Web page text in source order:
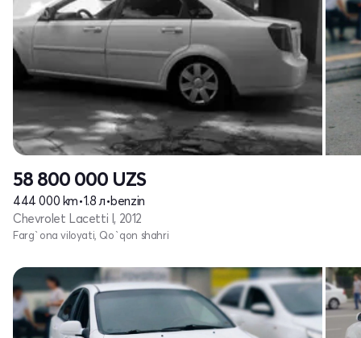
58 800 000 UZS
444 000 km•1.8 л•benzin
Chevrolet Lacetti I, 2012
Farg`ona viloyati, Qo`qon shahri